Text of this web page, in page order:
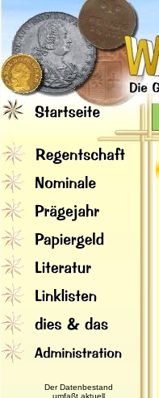
Der Datenbestand
umfaßt aktuell